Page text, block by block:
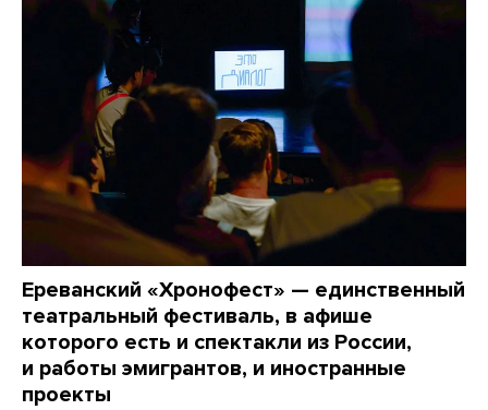
Ереванский «Хронофест» — единственный
театральный фестиваль, в афише
которого есть и спектакли из России,
и работы эмигрантов, и иностранные
проекты